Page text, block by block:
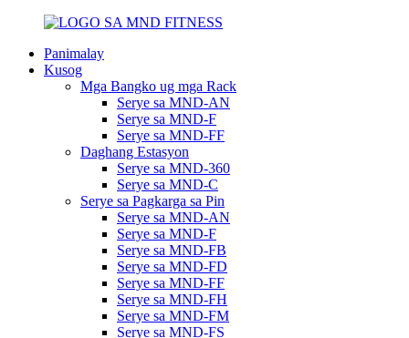
Panimalay
Kusog
Mga Bangko ug mga Rack
Serye sa MND-AN
Serye sa MND-F
Serye sa MND-FF
Daghang Estasyon
Serye sa MND-360
Serye sa MND-C
Serye sa Pagkarga sa Pin
Serye sa MND-AN
Serye sa MND-F
Serye sa MND-FB
Serye sa MND-FD
Serye sa MND-FF
Serye sa MND-FH
Serye sa MND-FM
Serye sa MND-FS